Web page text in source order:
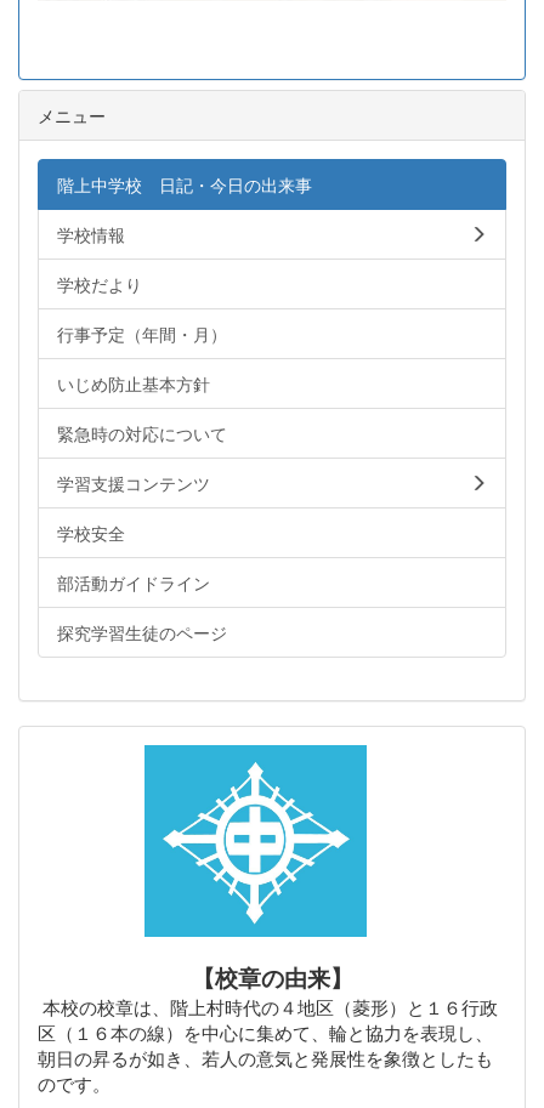
メニュー
階上中学校 日記・今日の出来事
学校情報
学校だより
行事予定（年間・月）
いじめ防止基本方針
緊急時の対応について
学習支援コンテンツ
学校安全
部活動ガイドライン
探究学習生徒のページ
【校章の由来】
本校の校章は、階上村時代の４地区（菱形）と１６行政
区（１６本の線）を中心に集めて、輪と協力を表現し、
朝日の昇るが如き、若人の意気と発展性を象徴としたも
のです。